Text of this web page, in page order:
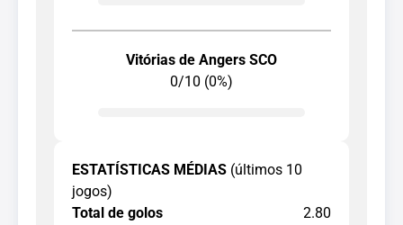
Vitórias de Angers SCO
0/10 (0%)
ESTATÍSTICAS MÉDIAS (últimos 10
jogos)
Total de golos
2.80